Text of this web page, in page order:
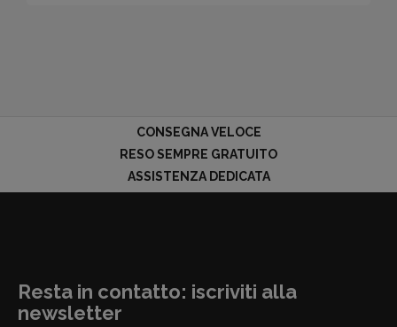
CONSEGNA VELOCE
RESO SEMPRE GRATUITO
ASSISTENZA DEDICATA
Resta in contatto: iscriviti alla
newsletter